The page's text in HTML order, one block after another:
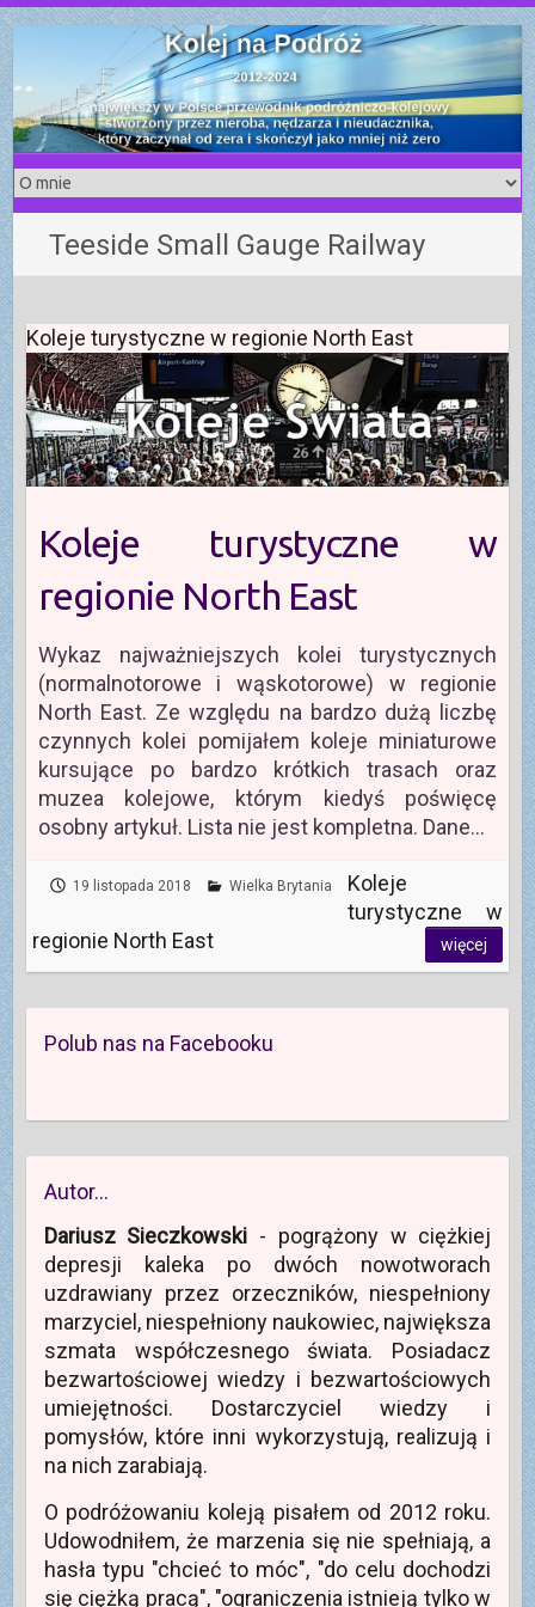
S
k
i
p
t
o
c
o
n
t
e
n
t
Teeside Small Gauge Railway
Koleje turystyczne w regionie North East
Koleje turystyczne w
regionie North East
Wykaz najważniejszych kolei turystycznych
(normalnotorowe i wąskotorowe) w regionie
North East. Ze względu na bardzo dużą liczbę
czynnych kolei pomijałem koleje miniaturowe
kursujące po bardzo krótkich trasach oraz
muzea kolejowe, którym kiedyś poświęcę
osobny artykuł. Lista nie jest kompletna. Dane…
19 listopada 2018 Wielka Brytania
Koleje
turystyczne w
regionie North East
więcej
Polub nas na Facebooku
Autor…
Dariusz Sieczkowski - pogrążony w ciężkiej
depresji kaleka po dwóch nowotworach
uzdrawiany przez orzeczników, niespełniony
marzyciel, niespełniony naukowiec, największa
szmata współczesnego świata. Posiadacz
bezwartościowej wiedzy i bezwartościowych
umiejętności. Dostarczyciel wiedzy i
pomysłów, które inni wykorzystują, realizują i
na nich zarabiają.
O podróżowaniu koleją pisałem od 2012 roku.
Udowodniłem, że marzenia się nie spełniają, a
hasła typu "chcieć to móc", "do celu dochodzi
się ciężką pracą", "ograniczenia istnieją tylko w